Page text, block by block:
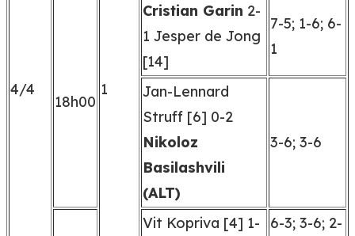
4/4 1
18h00
Cristian Garin 2-
1 Jesper de Jong
[14]
7-5; 1-6; 6-
1
Jan-Lennard
Struff [6] 0-2
Nikoloz
Basilashvili
(ALT)
3-6; 3-6
Vit Kopriva [4] 1-
6-3; 3-6; 2-